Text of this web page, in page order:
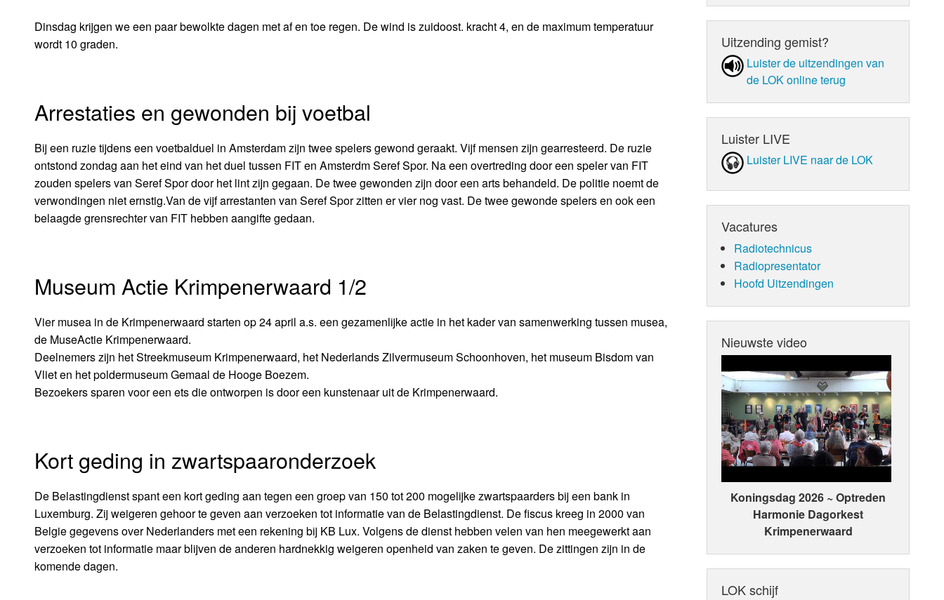
Dinsdag krijgen we een paar bewolkte dagen met af en toe regen. De wind is zuidoost. kracht 4, en de maximum temperatuur
wordt 10 graden.
Arrestaties en gewonden bij voetbal
Bij een ruzie tijdens een voetbalduel in Amsterdam zijn twee spelers gewond geraakt. Vijf mensen zijn gearresteerd. De ruzie
ontstond zondag aan het eind van het duel tussen FIT en Amsterdm Seref Spor. Na een overtreding door een speler van FIT
zouden spelers van Seref Spor door het lint zijn gegaan. De twee gewonden zijn door een arts behandeld. De politie noemt de
verwondingen niet ernstig.Van de vijf arrestanten van Seref Spor zitten er vier nog vast. De twee gewonde spelers en ook een
belaagde grensrechter van FIT hebben aangifte gedaan.
Museum Actie Krimpenerwaard 1/2
Vier musea in de Krimpenerwaard starten op 24 april a.s. een gezamenlijke actie in het kader van samenwerking tussen musea,
de MuseActie Krimpenerwaard.
Deelnemers zijn het Streekmuseum Krimpenerwaard, het Nederlands Zilvermuseum Schoonhoven, het museum Bisdom van
Vliet en het poldermuseum Gemaal de Hooge Boezem.
Bezoekers sparen voor een ets die ontworpen is door een kunstenaar uit de Krimpenerwaard.
Kort geding in zwartspaaronderzoek
De Belastingdienst spant een kort geding aan tegen een groep van 150 tot 200 mogelijke zwartspaarders bij een bank in
Luxemburg. Zij weigeren gehoor te geven aan verzoeken tot informatie van de Belastingdienst. De fiscus kreeg in 2000 van
Belgie gegevens over Nederlanders met een rekening bij KB Lux. Volgens de dienst hebben velen van hen meegewerkt aan
verzoeken tot informatie maar blijven de anderen hardnekkig weigeren openheid van zaken te geven. De zittingen zijn in de
komende dagen.
Uitzending gemist?
Luister de uit­zen­din­gen van
de LOK online terug
Luister LIVE
Luister LIVE naar de LOK
Vacatures
Radiotechnicus
Radiopresentator
Hoofd Uitzendingen
Nieuwste video
Koningsdag 2026 ~ Optreden
Harmonie Dagorkest
Krimpenerwaard
LOK schijf